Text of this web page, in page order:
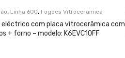
, Linha 600, Fogões Vitrocerâmica
eléctrico com placa vitrocerâmica com
+ forno – modelo: K6EVC10FF